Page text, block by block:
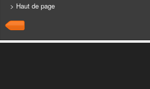
> Haut de page